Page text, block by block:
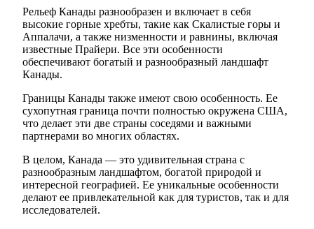
Рельеф Канады разнообразен и включает в себя
высокие горные хребты, такие как Скалистые горы и
Аппалачи, а также низменности и равнины, включая
известные Прайери. Все эти особенности
обеспечивают богатый и разнообразный ландшафт
Канады.
Границы Канады также имеют свою особенность. Ее
сухопутная граница почти полностью окружена США,
что делает эти две страны соседями и важными
партнерами во многих областях.
В целом, Канада — это удивительная страна с
разнообразным ландшафтом, богатой природой и
интересной географией. Ее уникальные особенности
делают ее привлекательной как для туристов, так и для
исследователей.